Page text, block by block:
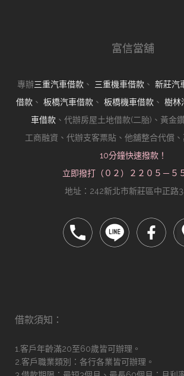
富信當舖
專辦三重汽車借款 、 三重機車借款 、 新莊汽
借款 、 板橋汽車借款 、 板橋機車借款 、 樹林
車借款 、代辦房屋土地借款(二胎)、黃金
工商融資、代辦支客票貼、他舖整合代償、
10分鐘快速撥款！
立即撥打（０２）２２０５－５
地址：242新北市新莊區中正路
借款須知：
1.客戶年齡滿20至60歲皆可辦理。
2.客戶職業類別：各行各業皆可辦理。